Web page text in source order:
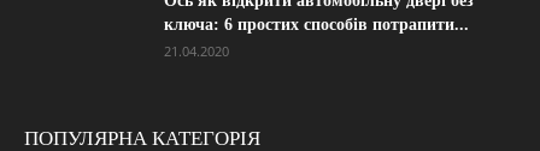
ключа: 6 простих способів потрапити...
21.04.2020
ПОПУЛЯРНА КАТЕГОРІЯ